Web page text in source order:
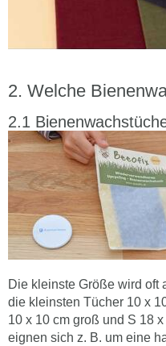
Welche
Die kleinste Größe wird oft
die kleinsten Tücher 10 x
10 x 10 cm groß und S 18
eignen sich z. B. um eine